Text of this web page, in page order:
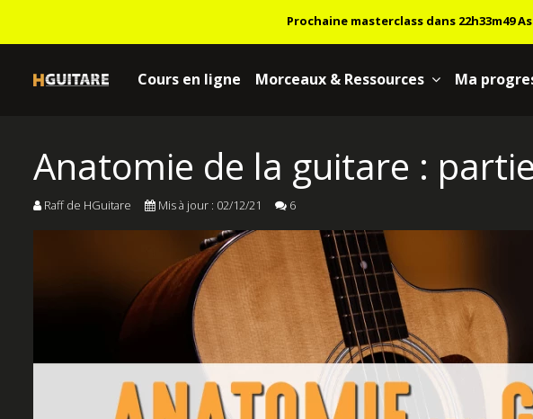
Prochaine masterclass dans 22h33m47
Cours en ligne Morceaux & Ressources Ma
Anatomie de la guitare :
Raff de HGuitare Mis à jour : 02/12/21 6